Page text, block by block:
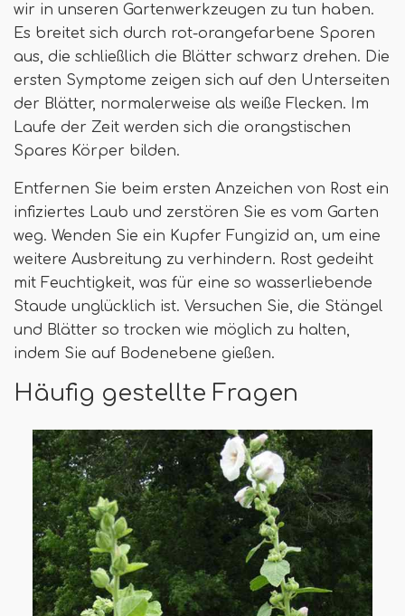
wir in unseren Gartenwerkzeugen zu tun haben.
Es breitet sich durch rot-orangefarbene Sporen
aus, die schließlich die Blätter schwarz drehen. Die
ersten Symptome zeigen sich auf den Unterseiten
der Blätter, normalerweise als weiße Flecken. Im
Laufe der Zeit werden sich die orangstischen
Spares Körper bilden.
Entfernen Sie beim ersten Anzeichen von Rost ein
infiziertes Laub und zerstören Sie es vom Garten
weg. Wenden Sie ein Kupfer Fungizid an, um eine
weitere Ausbreitung zu verhindern. Rost gedeiht
mit Feuchtigkeit, was für eine so wasserliebende
Staude unglücklich ist. Versuchen Sie, die Stängel
und Blätter so trocken wie möglich zu halten,
indem Sie auf Bodenebene gießen.
Häufig gestellte Fragen